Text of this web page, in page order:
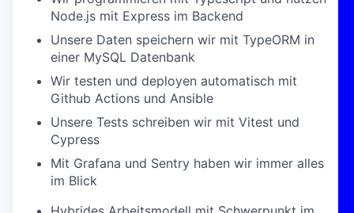
Node.js mit Express im Backend
Unsere Daten speichern wir mit TypeORM in
einer MySQL Datenbank
Wir testen und deployen automatisch mit
Github Actions und Ansible
Unsere Tests schreiben wir mit Vitest und
Cypress
Mit Grafana und Sentry haben wir immer alles
im Blick